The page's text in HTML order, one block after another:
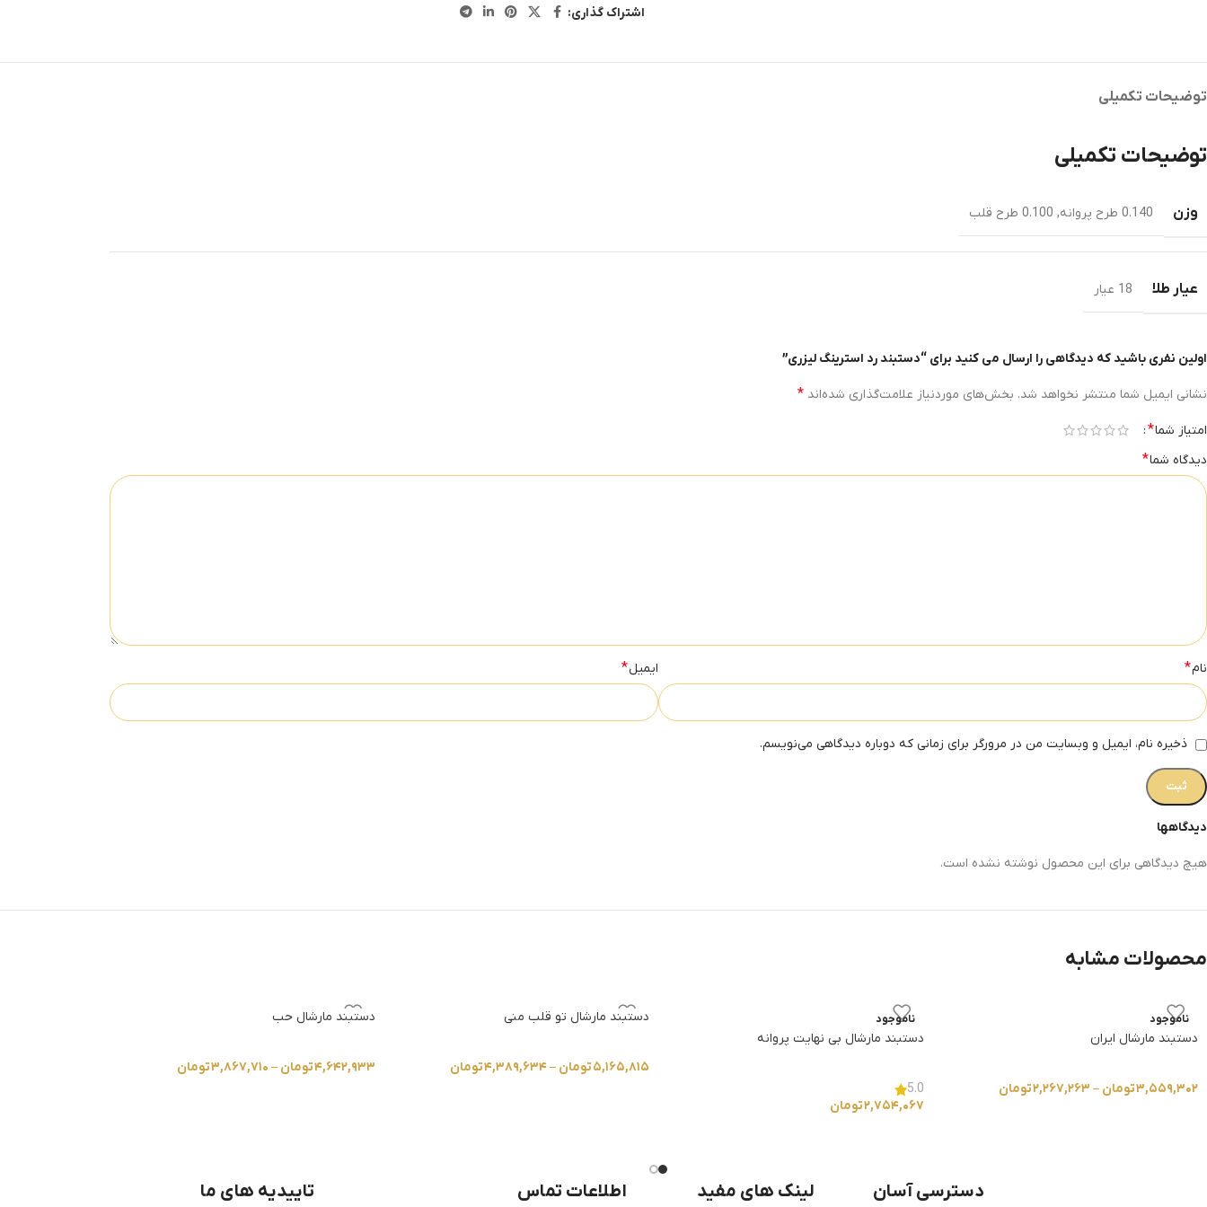
اشتراک گذاری:
توضیحات تکمیلی
توضیحات تکمیلی
وزن 0.140 طرح پروانه , 0.100 طرح قلب
عیار طلا 18 عیار
دیدگاهها
هیچ دیدگاهی برای این محصول نوشته نشده است.
اولین نفری باشید که دیدگاهی را ارسال می کنید برای “دستبند رد استرینگ لیزری”
نشانی ایمیل شما منتشر نخواهد شد. بخش‌های موردنیاز علامت‌گذاری شده‌اند *
امتیاز شما*
دیدگاه شما*
نام* ایمیل*
ذخیره نام، ایمیل و وبسایت من در مرورگر برای زمانی که دوباره دیدگاهی می‌نویسم.
محصولات مشابه
ناموجود
دستبند مارشال ایران
۳,۵۵۹,۳۰۲تومان – ۲,۲۶۷,۲۶۳تومان
ناموجود
دستبند مارشال بی نهایت پروانه
5.0
۲,۷۵۴,۰۶۷تومان
دستبند مارشال تو قلب منی
۵,۱۶۵,۸۱۵تومان – ۴,۳۸۹,۶۳۴تومان
دستبند مارشال حب
۴,۶۴۲,۹۳۳تومان – ۳,۸۶۷,۷۱۰تومان
دسترسی آسان لینک های مفید اطلاعات تماس تاییدیه های ما